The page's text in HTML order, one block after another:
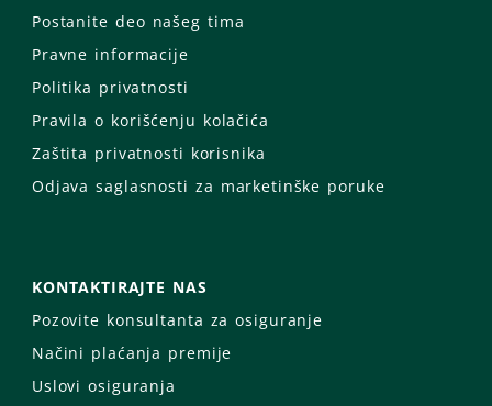
Postanite deo našeg tima
Pravne informacije
Politika privatnosti
Pravila o korišćenju kolačića
Zaštita privatnosti korisnika
Odjava saglasnosti za marketinške poruke
KONTAKTIRAJTE NAS
Pozovite konsultanta za osiguranje
Načini plaćanja premije
Uslovi osiguranja